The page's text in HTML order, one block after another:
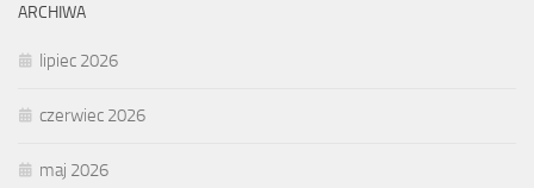
ARCHIWA
lipiec 2026
czerwiec 2026
maj 2026